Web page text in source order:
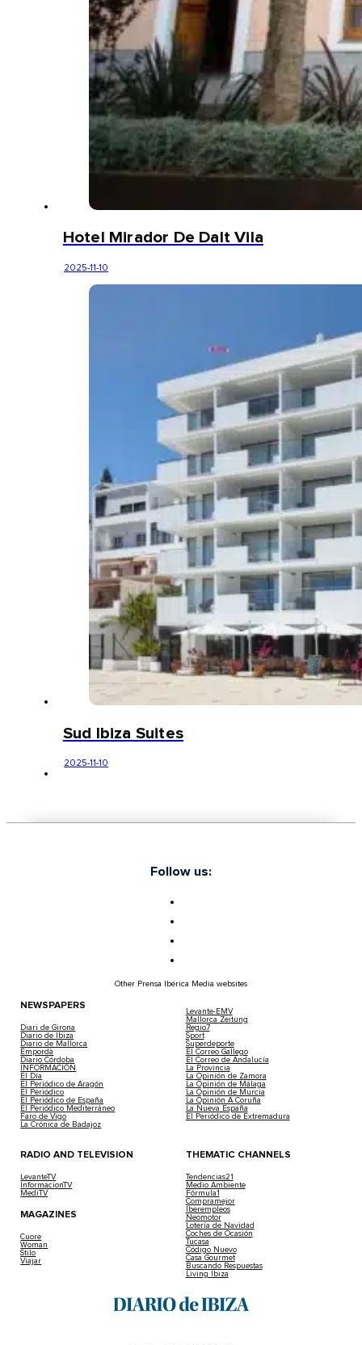
Hotel Mirador De Dalt Vila
2025-11-10
Sud Ibiza Suites
2025-11-10
Follow us:
Other Prensa Ibérica Media websites
NEWSPAPERS
Diari de Girona
Diario de Ibiza
Diario de Mallorca
Empordà
Diario Córdoba
INFORMACIÓN
El Día
El Periódico de Aragón
El Periódico
El Periódico de España
El Periódico Mediterráneo
Faro de Vigo
La Crónica de Badajoz
Levante-EMV
Mallorca Zeitung
Regio7
Sport
Superdeporte
El Correo Gallego
El Correo de Andalucía
La Provincia
La Opinión de Zamora
La Opinión de Málaga
La Opinión de Murcia
La Opinión A Coruña
La Nueva España
El Periódico de Extremadura
RADIO AND TELEVISION
LevanteTV
InformacionTV
MediTV
MAGAZINES
Cuore
Woman
Stilo
Viajar
THEMATIC CHANNELS
Tendencias21
Medio Ambiente
Fórmula1
Compramejor
Iberempleos
Neomotor
Lotería de Navidad
Coches de Ocasión
Tucasa
Código Nuevo
Casa Gourmet
Buscando Respuestas
Living Ibiza